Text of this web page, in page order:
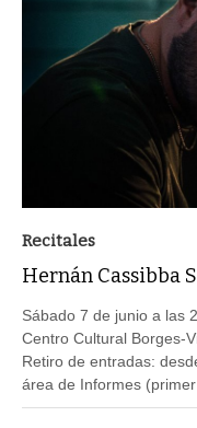
Recitales
Hernán Cassibba
Sábado 7 de junio a las
Centro Cultural Borges-
Retiro de entradas:
área de Informes (primer